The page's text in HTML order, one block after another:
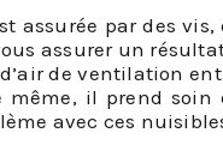
par des
assurer un
de ventilation
même, il prend
avec ces